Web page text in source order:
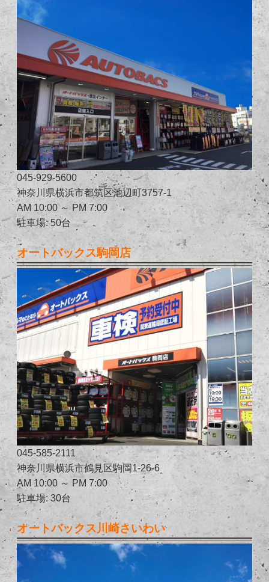
045-929-5600
神奈川県横浜市都筑区池辺町3757-1
AM 10:00 ～ PM 7:00
駐車場: 50台
オートバックス駒岡店
045-585-2111
神奈川県横浜市鶴見区駒岡1-26-6
AM 10:00 ～ PM 7:00
駐車場: 30台
オートバックス川崎さいわい